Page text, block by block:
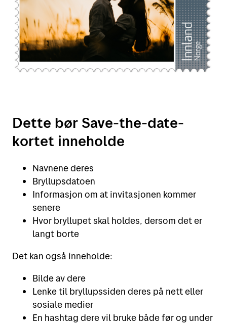
Dette bør Save-the-date-
kortet inneholde
Navnene deres
Bryllupsdatoen
Informasjon om at invitasjonen kommer
senere
Hvor bryllupet skal holdes, dersom det er
langt borte
Det kan også inneholde:
Bilde av dere
Lenke til bryllupssiden deres på nett eller
sosiale medier
En hashtag dere vil bruke både før og under